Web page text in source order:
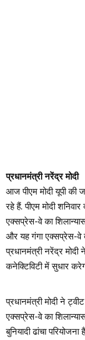
प्रधानमंत्री नरेंद्र मोदी
आज पीएम मोदी यूपी
रहे हैं. पीएम मोदी
एक्सप्रेस-वे का
और यह गंगा एक्सप्रेस-वे
प्रधानमंत्री नरेंद्र
कनेक्टिविटी में सुधार
प्रधानमंत्री मोदी ने
एक्सप्रेस-वे का
बुनियादी ढांचा